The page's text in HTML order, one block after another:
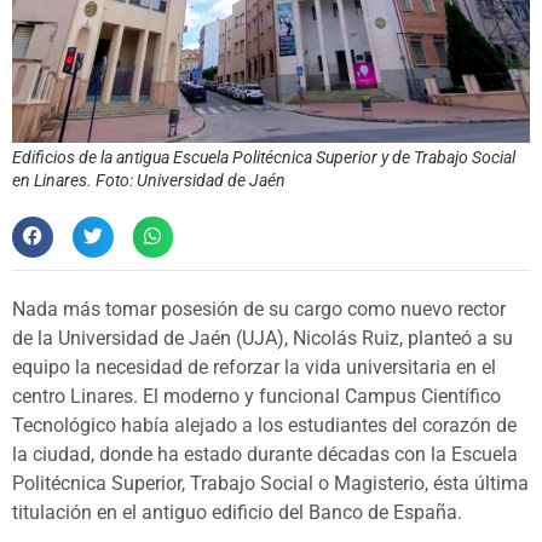
Edificios de la antigua Escuela Politécnica Superior y de Trabajo Social
en Linares. Foto: Universidad de Jaén
Nada más tomar posesión de su cargo como nuevo rector
de la Universidad de Jaén (UJA), Nicolás Ruiz, planteó a su
equipo la necesidad de reforzar la vida universitaria en el
centro Linares. El moderno y funcional Campus Científico
Tecnológico había alejado a los estudiantes del corazón de
la ciudad, donde ha estado durante décadas con la Escuela
Politécnica Superior, Trabajo Social o Magisterio, ésta última
titulación en el antiguo edificio del Banco de España.